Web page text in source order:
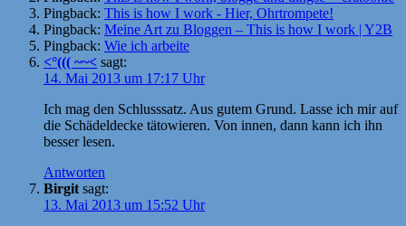
Pingback: This is how I work - Hier, Ohrtrompete!
Pingback: Meine Art zu Bloggen – This is how I work | Y2B
Pingback: Wie ich arbeite
<°((( ~~< sagt:
14. Mai 2013 um 17:17 Uhr
Ich mag den Schlusssatz. Aus gutem Grund. Lasse ich mir auf
die Schädeldecke tätowieren. Von innen, dann kann ich ihn
besser lesen.
Antworten
Birgit sagt:
13. Mai 2013 um 15:52 Uhr